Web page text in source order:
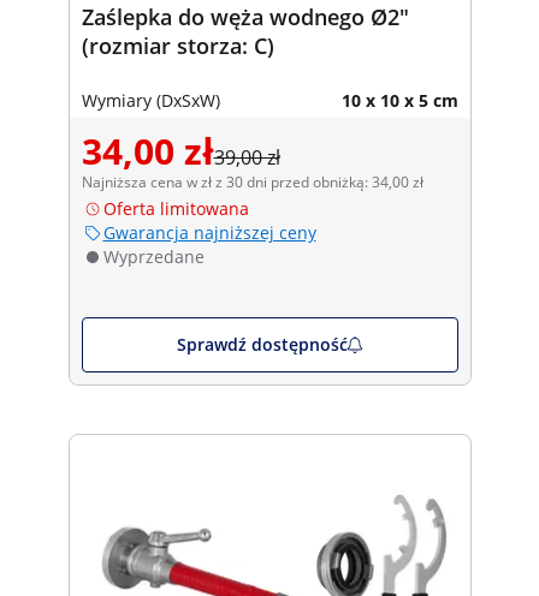
Zaślepka do węża wodnego Ø2"
(rozmiar storza: C)
Wymiary (DxSxW) 10 x 10 x 5 cm
34,00 zł39,00 zł
Najniższa cena w zł z 30 dni przed obniżką: 34,00 zł
Oferta limitowana
Gwarancja najniższej ceny
Wyprzedane
Sprawdź dostępność